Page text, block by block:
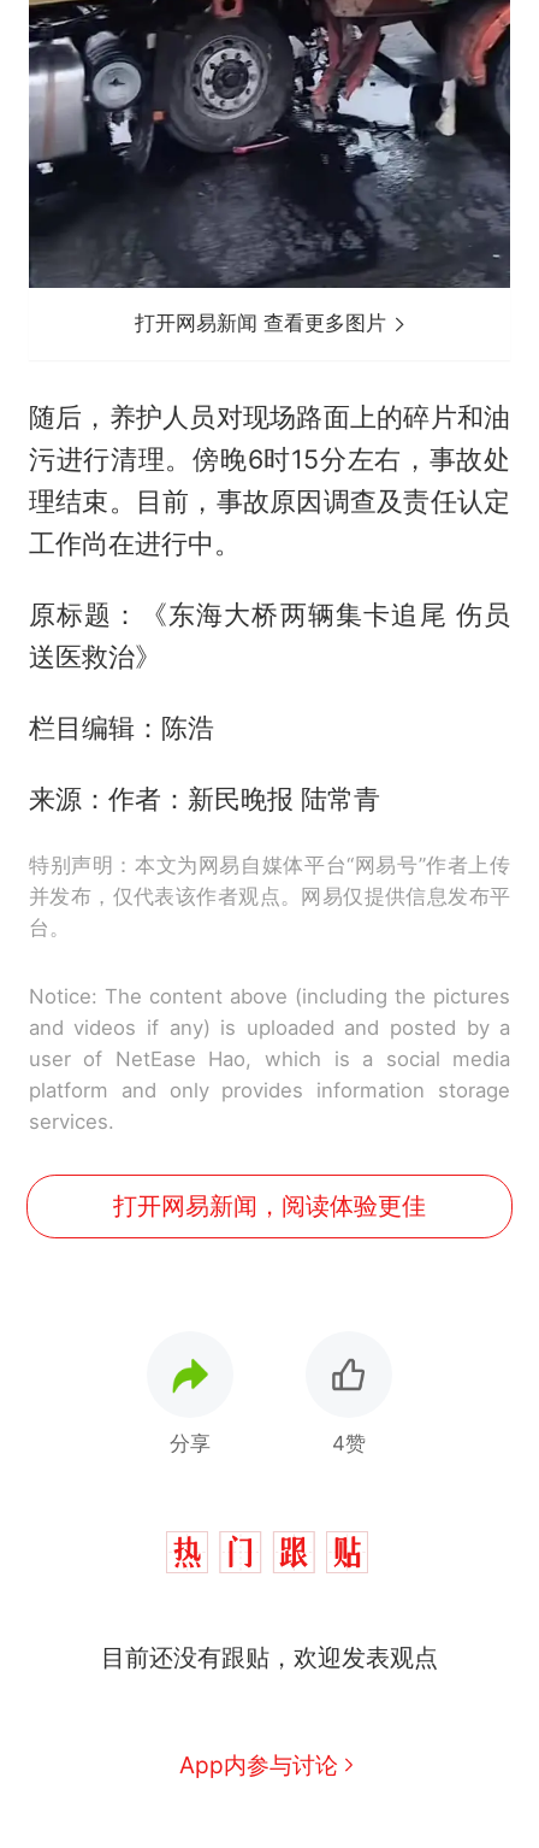
打开网易新闻 查看更多图片
随后，养护人员对现场路面上的碎片和油
污进行清理。傍晚6时15分左右，事故处
理结束。目前，事故原因调查及责任认定
工作尚在进行中。
原标题：《东海大桥两辆集卡追尾 伤员
送医救治》
栏目编辑：陈浩
来源：作者：新民晚报 陆常青
特别声明：本文为网易自媒体平台“网易号”作者上传
并发布，仅代表该作者观点。网易仅提供信息发布平
台。
Notice: The content above (including the pictures
and videos if any) is uploaded and posted by a
user of NetEase Hao, which is a social media
platform and only provides information storage
services.
打开网易新闻，阅读体验更佳
分享 4赞
目前还没有跟贴，欢迎发表观点
App内参与讨论
新 全球唯一没有法定首都的国
家，刚改国名，总统就邀请中